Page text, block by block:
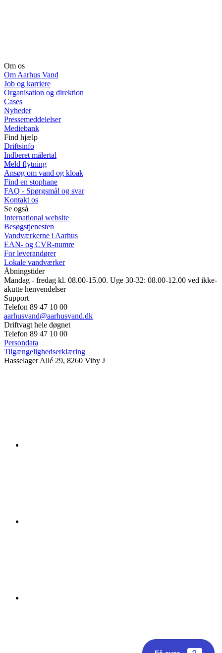
Om os
Om Aarhus Vand
Job og karriere
Organisation og direktion
Cases
Nyheder
Pressemeddelelser
Mediebank
Find hjælp
Driftsinfo
Indberet målertal
Meld flytning
Ansøg om vand og kloak
Find en stophane
FAQ - Spørgsmål og svar
Kontakt os
Se også
International website
Besøgstjenesten
Vandværkerne i Aarhus
EAN- og CVR-numre
For leverandører
Lokale vandværker
Åbningstider
Mandag - fredag kl. 08.00-15.00. Uge 30-32: 08.00-12.00 ved ikke-
akutte henvendelser
Support
Telefon 89 47 10 00
aarhusvand@aarhusvand.dk
Driftvagt hele døgnet
Telefon 89 47 10 00
Persondata
Tilgængelighedserklæring
Hasselager Allé 29, 8260 Viby J